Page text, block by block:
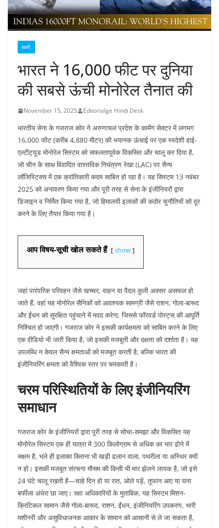
खबरें.
भारत ने 16,000 फीट पर दुनिया
की सबसे ऊंची मोनोरेल तैनात की
November 15, 2025 Editorialge Hindi Desk
भारतीय सेना के गजराज कोर ने अरुणाचल प्रदेश के कामेंग सेक्टर में लगभग
16,000 फीट (करीब 4,880 मीटर) की भयानक ऊंचाई पर एक स्वदेशी हाई-
एल्टीट्यूड मोनोरेल सिस्टम को सफलतापूर्वक विकसित और चालू कर दिया है,
जो चीन के साथ विवादित वास्तविक नियंत्रण रेखा (LAC) पर सैन्य
लॉजिस्टिक्स में एक क्रांतिकारी कदम साबित हो रहा है। यह सिस्टम 13 नवंबर
2025 को अनावरण किया गया और पूरी तरह से सेना के इंजीनियरों द्वारा
डिजाइन व निर्मित किया गया है, जो हिमालयी इलाकों की कठोर चुनौतियों को दूर
करने के लिए तैयार किया गया है।
आप विषय-सूची खोल सकते हैं show
जहां पारंपरिक परिवहन जैसे खच्चर, वाहन या पैदल कुली अक्सर असफल हो
जाते हैं, वहां यह मोनोरेल सैनिकों को आवश्यक सामग्री जैसे राशन, गोला-बारूद
और ईंधन को सुरक्षित पहुंचाने में मदद करेगा, जिससे फॉरवर्ड पोस्ट्स की आपूर्ति
निश्चित हो जाएगी। गजराज कोर ने इसकी कार्यक्षमता को साबित करने के लिए
एक वीडियो भी जारी किया है, जो इसकी मजबूती और दक्षता को दर्शाता है। यह
उपलब्धि न केवल सैन्य क्षमताओं को मजबूत करती है, बल्कि भारत की
इंजीनियरिंग क्षमता को वैश्विक स्तर पर चमकाती है।​​
चरम परिस्थितियों के लिए इंजीनियरिंग
समाधान
गजराज कोर के इंजीनियरों द्वारा पूरी तरह से सोचा-समझा और विकसित यह
मोनोरेल सिस्टम एक ही यात्रा में 300 किलोग्राम से अधिक का भार ढोने में
सक्षम है, भले ही इलाका कितना भी खड़ी ढलान वाला, पथरीला या अस्थिर क्यों
न हो। इसकी मजबूत संरचना मौसम की किसी भी मार झेलने लायक है, जो इसे
24 घंटे चालू रखती है—चाहे दिन हो या रात, ओले पड़ें, तूफान आए या घना
बर्फीला अंधेरा छा जाए। रक्षा अधिकारियों के मुताबिक, यह सिस्टम मिशन-
क्रिटिकल सामान जैसे गोला-बारूद, राशन, ईंधन, इंजीनियरिंग उपकरण, भारी
मशीनरी और असुविधाजनक आकार के सामान को आसानी से ले जा सकता है,